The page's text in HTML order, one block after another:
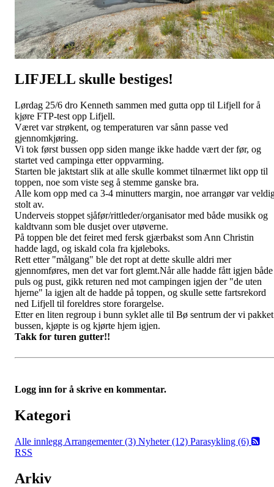
LIFJELL skulle bestiges!
Lørdag 25/6 dro Kenneth sammen med gutta opp til Lifjell for å
kjøre FTP-test opp Lifjell.
Været var strøkent, og temperaturen var sånn passe ved
gjennomkjøring.
Vi tok først bussen opp siden mange ikke hadde vært der før, og
startet ved campinga etter oppvarming.
Starten ble jaktstart slik at alle skulle kommet tilnærmet likt opp til
toppen, noe som viste seg å stemme ganske bra.
Alle kom opp med ca 3-4 minutters margin, noe arrangør var
stolt av.
Underveis stoppet sjåfør/rittleder/organisator med både musikk og
kaldtvann som ble dusjet over utøverne.
På toppen ble det feiret med fersk gjærbakst som Ann Christin
hadde lagd, og iskald cola fra kjøleboks.
Rett etter "målgang" ble det ropt at dette skulle aldri mer
gjennomføres, men det var fort glemt.Når alle hadde fått igjen både
puls og pust, gikk returen ned mot campingen igjen der "de uten
hjerne" la igjen alt de hadde på toppen, og skulle sette fartsrekord
ned Lifjell til foreldres store forargelse.
Etter en liten regroup i bunn syklet alle til Bø sentrum der vi pakket
bussen, kjøpte is og kjørte hjem igjen.
Takk for turen gutter!!
Logg inn for å skrive en kommentar.
Kategori
Alle innlegg Arrangementer (3) Nyheter (12) Parasykling (6)
RSS
Arkiv